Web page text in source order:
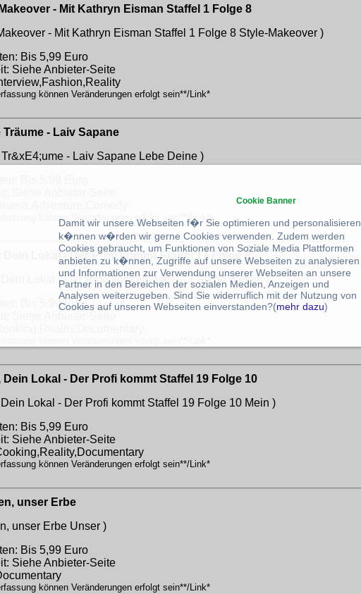
- Mit Kathryn Eisman Staffel 1 Folge 8
- Mit Kathryn Eisman Staffel 1 Folge 8 Style-Makeover )
Bis 5,99 Euro
Siehe Anbieter-Seite
können Veränderungen erfolgt sein**/Link*
Träume - Laiv Sapane
- Laiv Sapane Lebe Deine )
Bis 5,99 Euro
Siehe Anbieter-Seite
können Veränderungen erfolgt sein**/Link*
Dein Lokal - Der Profi kommt Staffel 17 Folge 8
Lokal - Der Profi kommt Staffel 17 Folge 8Mein )
Bis 5,99 Euro
Siehe Anbieter-Seite
können Veränderungen erfolgt sein**/Link*
Dein Lokal - Der Profi kommt Staffel 19 Folge 10
Lokal - Der Profi kommt Staffel 19 Folge 10 Mein )
Bis 5,99 Euro
Siehe Anbieter-Seite
können Veränderungen erfolgt sein**/Link*
unser Erbe
unser Erbe Unser )
Bis 5,99 Euro
Siehe Anbieter-Seite
können Veränderungen erfolgt sein**/Link*
Cookie Banner
Damit wir unsere Webseiten f�r Sie optimieren und personalisieren
k�nnen w�rden wir gerne Cookies verwenden. Zudem werden
Cookies gebraucht, um Funktionen von Soziale Media Plattformen
anbieten zu k�nnen, Zugriffe auf unsere Webseiten zu analysieren
und Informationen zur Verwendung unserer Webseiten an unsere
Partner in den Bereichen der sozialen Medien, Anzeigen und
Analysen weiterzugeben. Sind Sie widerruflich mit der Nutzung von
Cookies auf unseren Webseiten einverstanden?(mehr dazu)